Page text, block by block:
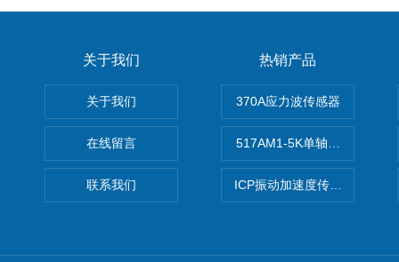
关于我们
关于我们
在线留言
联系我们
热销产品
370A应力波传感器
517AM1-5K单轴冲击IEPE加
ICP振动加速度传感器